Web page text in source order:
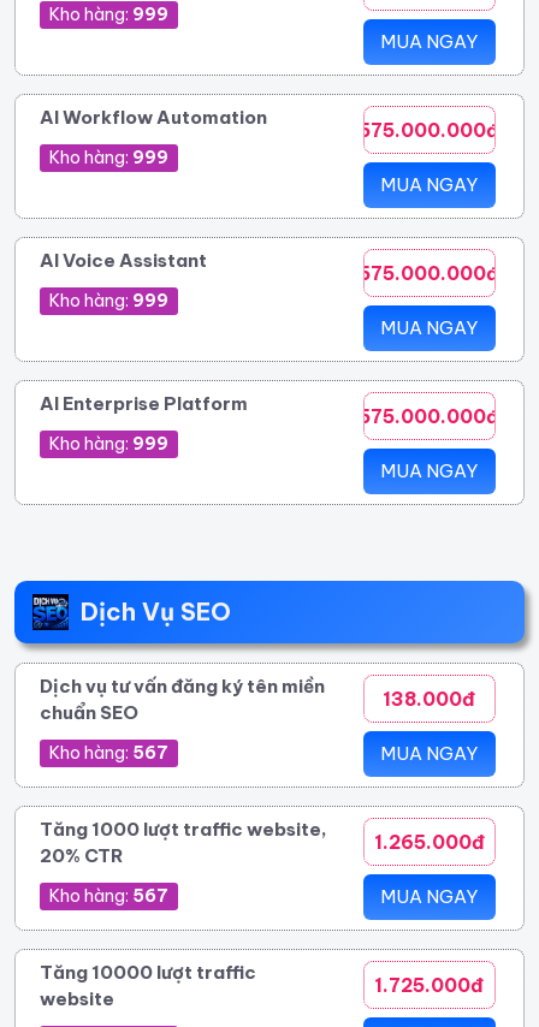
Kho hàng: 999
MUA NGAY
AI Workflow Automation
Kho hàng: 999
575.000.000đ
MUA NGAY
AI Voice Assistant
Kho hàng: 999
575.000.000đ
MUA NGAY
AI Enterprise Platform
Kho hàng: 999
575.000.000đ
MUA NGAY
Dịch Vụ SEO
Dịch vụ tư vấn đăng ký tên miền
chuẩn SEO
Kho hàng: 567
138.000đ
MUA NGAY
Tăng 1000 lượt traffic website,
20% CTR
Kho hàng: 567
1.265.000đ
MUA NGAY
Tăng 10000 lượt traffic
website
1.725.000đ